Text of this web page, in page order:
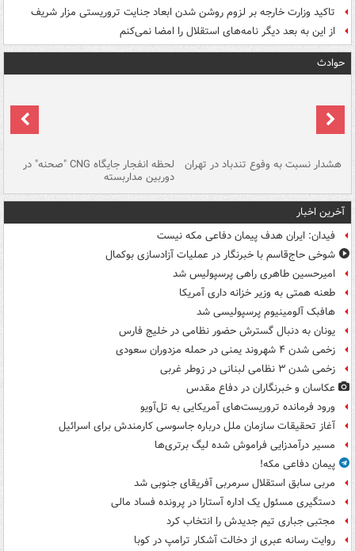
تاکید وزارت خارجه بر لزوم روشن شدن ابعاد جنایت تروریستی مزار شریف
از این به بعد دیگر نامه‌های استقلال را امضا نمی‌کنم
حوادث
هشدار نسبت به وفوع تندباد در تهران لحظه انفجار جایگاه CNG "صحنه" در
دوربین مداربسته
آخرین اخبار
فیدان: ایران هدف پیمان دفاعی مکه نیست
شوخی حاج‌قاسم با خبرنگار در عملیات آزادسازی بوکمال
امیرحسین طاهری راهی پرسپولیس شد
طعنه همتی به وزیر خزانه داری آمریکا
هافبک آلومینیوم پرسپولیسی شد
یونان به دنبال گسترش حضور نظامی در خلیج فارس
زخمی شدن ۴ شهروند یمنی در حمله مزدوران سعودی
زخمی شدن ۳ نظامی لبنانی در زوطر غربی
عکاسان و خبرنگاران در دفاع مقدس
ورود فرمانده تروریست‌های آمریکایی به تل‌آویو
آغاز تحقیقات سازمان ملل درباره جاسوسی کارمندش برای اسرائیل
مسیر درآمدزایی فراموش شده لیگ برتری‌ها
پیمان دفاعی مکه!
مربی سابق استقلال سرمربی آفریقای جنوبی شد
دستگیری مسئول یک اداره آستارا در پرونده فساد مالی
مجتبی جباری تیم جدیدش را انتخاب کرد
روایت رسانه عبری از دخالت آشکار ترامپ در کوبا